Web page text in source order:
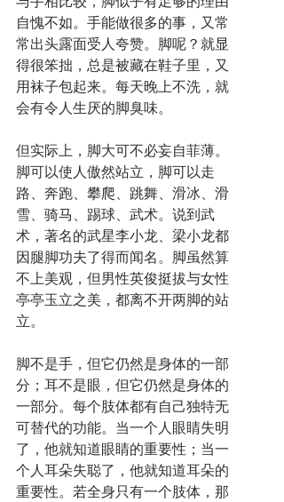
自愧不如。手能做很多的事，又常
常出头露面受人夸赞。脚呢？就显
得很笨拙，总是被藏在鞋子里，又
用袜子包起来。每天晚上不洗，就
会有令人生厌的脚臭味。
但实际上，脚大可不必妄自菲薄。
脚可以使人傲然站立，脚可以走
路、奔跑、攀爬、跳舞、滑冰、滑
雪、骑马、踢球、武术。说到武
术，著名的武星李小龙、梁小龙都
因腿脚功夫了得而闻名。脚虽然算
不上美观，但男性英俊挺拔与女性
亭亭玉立之美，都离不开两脚的站
立。
脚不是手，但它仍然是身体的一部
分；耳不是眼，但它仍然是身体的
一部分。每个肢体都有自己独特无
可替代的功能。当一个人眼睛失明
了，他就知道眼睛的重要性；当一
个人耳朵失聪了，他就知道耳朵的
重要性。若全身只有一个肢体，那